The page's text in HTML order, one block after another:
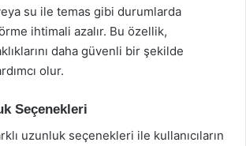
su ile temas gibi durumlarda
ihtimali azalır. Bu özellik,
daha güvenli bir şekilde
olur.
Seçenekleri
uzunluk seçenekleri ile kullanıcıların